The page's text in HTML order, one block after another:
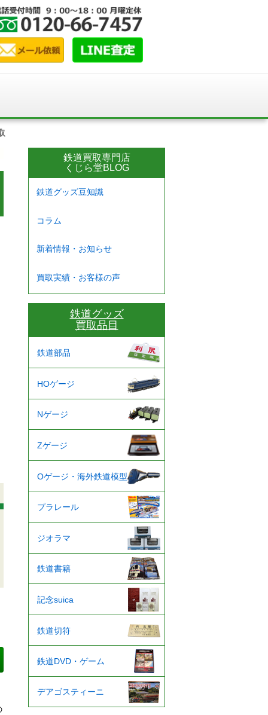
鉄道買取専門店
くじら堂BLOG
鉄道グッズ豆知識
コラム
新着情報・お知らせ
買取実績・お客様の声
鉄道グッズ
買取品目
鉄道部品
HOゲージ
Nゲージ
Zゲージ
Oゲージ・海外鉄道模型
プラレール
ジオラマ
鉄道書籍
記念suica
鉄道切符
鉄道DVD・ゲーム
デアゴスティーニ